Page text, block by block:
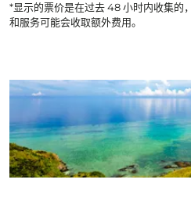
*显示的票价是在过去 48 小时内收集的
和服务可能会收取额外费用。